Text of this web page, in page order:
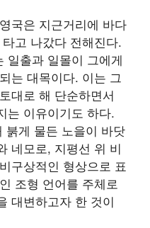
국은 지근거리에 바다
고 나갔다 전해진다.
일출과 일몰이 그에게
는 대목이다. 이는 그
대로 해 단순하면서
는 이유이기도 하다.
붉게 물든 노을이 바닷
네모로, 지평선 위 비
구상적인 형상으로 표
조형 언어를 주체로
대변하고자 한 것이